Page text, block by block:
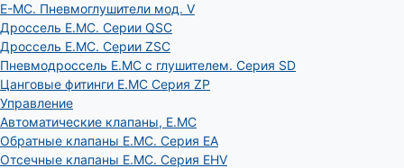
E-MC. Пневмоглушители мод. V
Дроссель E.MC. Серии QSC
Дроссель E.MC. Серии ZSC
Пневмодроссель E.MC с глушителем. Серия SD
Цанговые фитинги E.MC Серия ZP
Управление
Автоматические клапаны, Е.МС
Обратные клапаны E.MC. Серия EA
Отсечные клапаны E.MC. Серия EHV